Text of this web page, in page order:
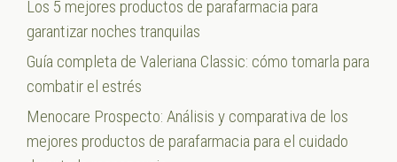
Los 5 mejores productos de parafarmacia para
garantizar noches tranquilas
Guía completa de Valeriana Classic: cómo tomarla para
combatir el estrés
Menocare Prospecto: Análisis y comparativa de los
mejores productos de parafarmacia para el cuidado